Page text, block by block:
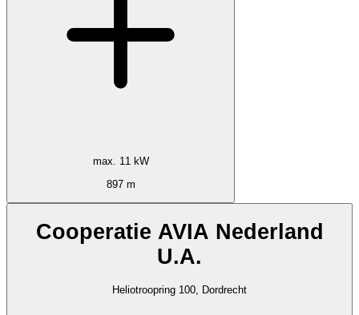
max. 11 kW
897 m
Cooperatie AVIA Nederland
U.A.
Heliotroopring 100, Dordrecht